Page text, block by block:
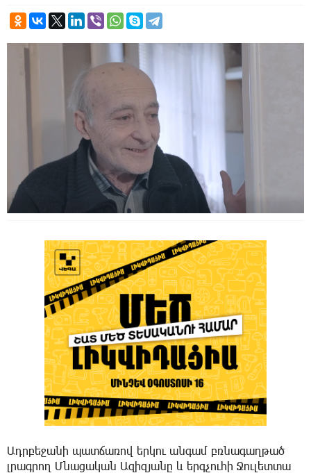
Ադրբեջանի պատճառով երկու անգամ բռնագաղթած
լրագրող Մնացական Ազիզյանը և երգչուհի Ջուլետտա